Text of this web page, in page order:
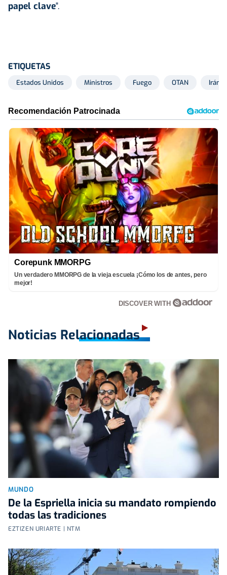
papel clave".
ETIQUETAS
Estados Unidos Ministros Fuego OTAN Irán
Corepunk MMORPG
Un verdadero MMORPG de la vieja escuela ¡Cómo los de antes, pero
mejor!
DISCOVER WITH
Noticias Relacionadas
MUNDO
De la Espriella inicia su mandato rompiendo
todas las tradiciones
EZTIZEN URIARTE | NTM